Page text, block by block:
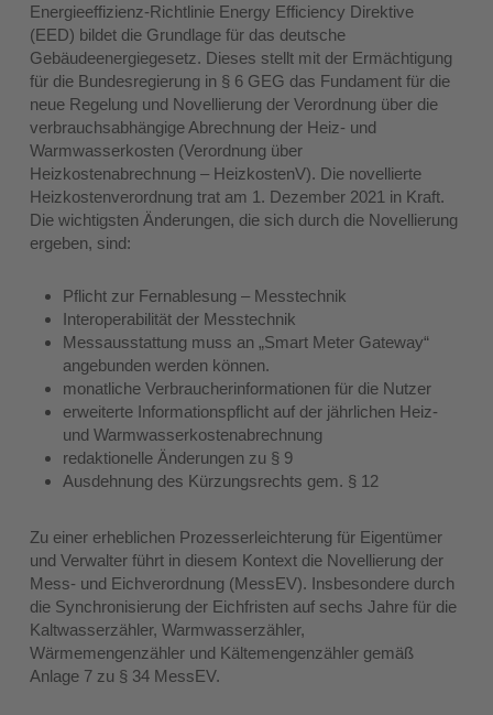
Energieeffizienz-Richtlinie Energy Efficiency Direktive
(EED) bildet die Grundlage für das deutsche
Gebäudeenergiegesetz. Dieses stellt mit der Ermächtigung
für die Bundesregierung in § 6 GEG das Fundament für die
neue Regelung und Novellierung der Verordnung über die
verbrauchsabhängige Abrechnung der Heiz- und
Warmwasserkosten (Verordnung über
Heizkostenabrechnung – HeizkostenV). Die novellierte
Heizkostenverordnung trat am 1. Dezember 2021 in Kraft.
Die wichtigsten Änderungen, die sich durch die Novellierung
ergeben, sind:
Pflicht zur Fernablesung – Messtechnik
Interoperabilität der Messtechnik
Messausstattung muss an „Smart Meter Gateway“
angebunden werden können.
monatliche Verbraucherinformationen für die Nutzer
erweiterte Informationspflicht auf der jährlichen Heiz-
und Warmwasserkostenabrechnung
redaktionelle Änderungen zu § 9
Ausdehnung des Kürzungsrechts gem. § 12
Zu einer erheblichen Prozesserleichterung für Eigentümer
und Verwalter führt in diesem Kontext die Novellierung der
Mess- und Eichverordnung (MessEV). Insbesondere durch
die Synchronisierung der Eichfristen auf sechs Jahre für die
Kaltwasserzähler, Warmwasserzähler,
Wärmemengenzähler und Kältemengenzähler gemäß
Anlage 7 zu § 34 MessEV.